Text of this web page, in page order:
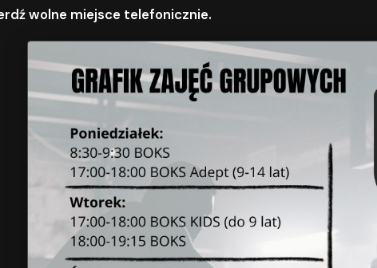
wolne miejsce telefonicznie.